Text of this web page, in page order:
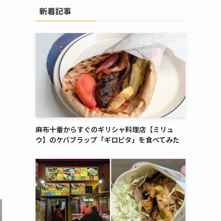
新着記事
麻布十番からすぐのギリシャ料理店【ミリュ
ウ】のケバブラップ「ギロピタ」を食べてみた